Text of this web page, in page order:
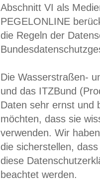
Abschnitt VI als
PEGELONLINE
die Regeln der
Die Wasserstraßen-
und das ITZBund
Daten sehr ernst und
möchten, dass sie
verwenden. Wir
die sicherstellen,
diese
beachtet werden.